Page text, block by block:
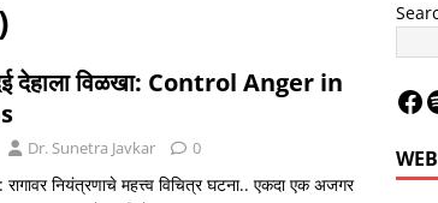
देई देहाला विळखा: Control Anger in
Dr. Sunetra Javkar 0
नियंत्रणाचे महत्त्व विचित्र घटना.. एकदा एक अजगर